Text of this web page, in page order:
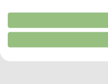
Verwendung reduzierter
Erstellung von Profilen für